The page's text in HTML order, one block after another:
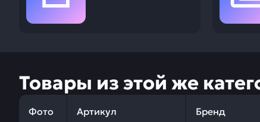
Товары из этой же
Фото Артикул Бренд